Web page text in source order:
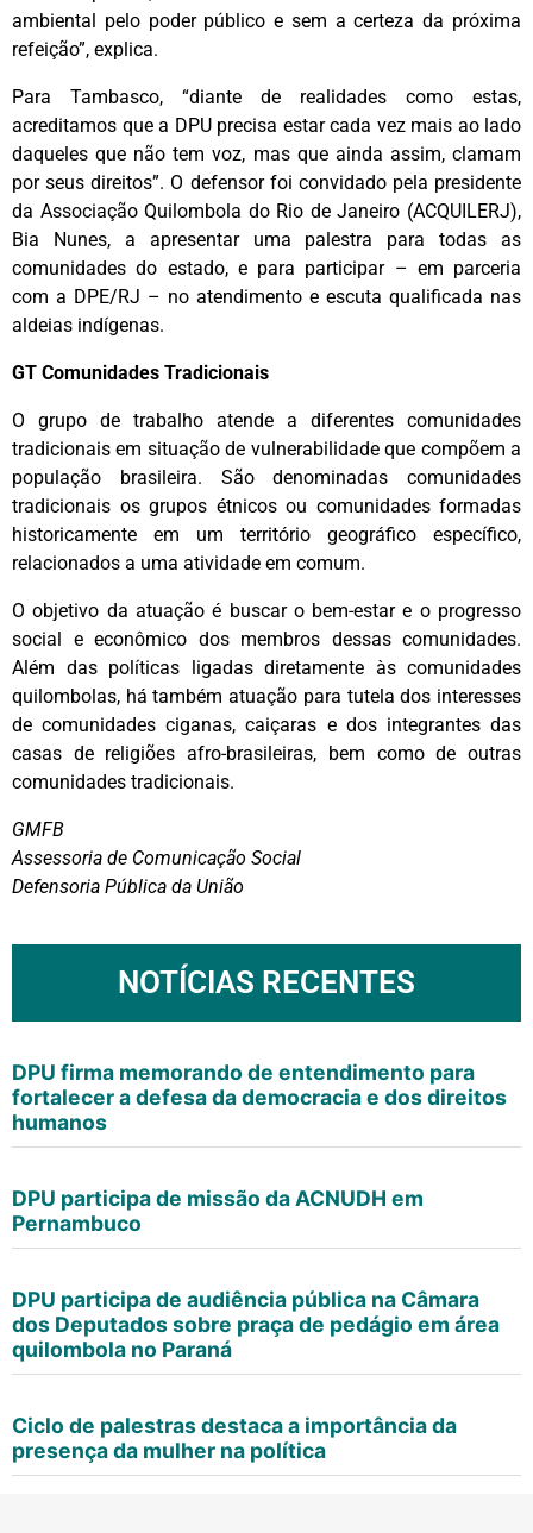
ambiental pelo poder público e sem a certeza da próxima
refeição”, explica.
‌Para Tambasco, “diante de realidades como estas,
acreditamos que a DPU precisa estar cada vez mais ao lado
daqueles que não tem voz, mas que ainda assim, clamam
por seus direitos”. O defensor foi convidado pela presidente
da Associação Quilombola do Rio de Janeiro (ACQUILERJ),
Bia Nunes, a apresentar uma palestra para todas as
comunidades do estado, e para participar – em parceria
com a DPE/RJ – no atendimento e escuta qualificada nas
aldeias indígenas.
GT Comunidades Tradicionais
‌O grupo de trabalho atende a diferentes comunidades
tradicionais em situação de vulnerabilidade que compõem a
população brasileira. São denominadas comunidades
tradicionais os grupos étnicos ou comunidades formadas
historicamente em um território geográfico específico,
relacionados a uma atividade em comum.
‌O objetivo da atuação é buscar o bem-estar e o progresso
social e econômico dos membros dessas comunidades.
Além das políticas ligadas diretamente às comunidades
quilombolas, há também atuação para tutela dos interesses
de comunidades ciganas, caiçaras e dos integrantes das
casas de religiões afro-brasileiras, bem como de outras
comunidades tradicionais.
GMFB
Assessoria de Comunicação Social
Defensoria Pública da União
NOTÍCIAS RECENTES
DPU firma memorando de entendimento para
fortalecer a defesa da democracia e dos direitos
humanos
DPU participa de missão da ACNUDH em
Pernambuco
DPU participa de audiência pública na Câmara
dos Deputados sobre praça de pedágio em área
quilombola no Paraná
Ciclo de palestras destaca a importância da
presença da mulher na política